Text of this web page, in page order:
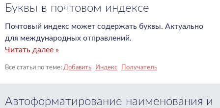
Буквы в почтовом индексе
Почтовый индекс может содержать буквы. Актуально
для международных отправлений.
Читать далее »
Добавить Индекс Получатель
Автоформатирование наименования и